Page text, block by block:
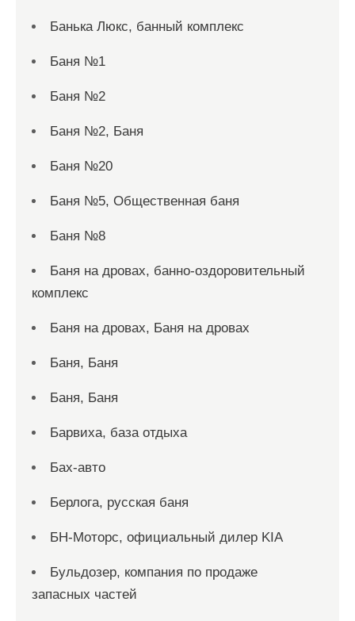
Банька Люкс, банный комплекс
Баня №1
Баня №2
Баня №2, Баня
Баня №20
Баня №5, Общественная баня
Баня №8
Баня на дровах, банно-оздоровительный
комплекс
Баня на дровах, Баня на дровах
Баня, Баня
Баня, Баня
Барвиха, база отдыха
Бах-авто
Берлога, русская баня
БН-Моторс, официальный дилер KIA
Бульдозер, компания по продаже
запасных частей